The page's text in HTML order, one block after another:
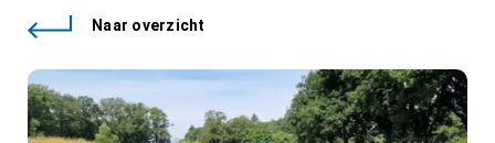
WIE ZIJN WIJ
PLATFORMLEDEN
PLATFORM ACADEMIE
Naar overzicht